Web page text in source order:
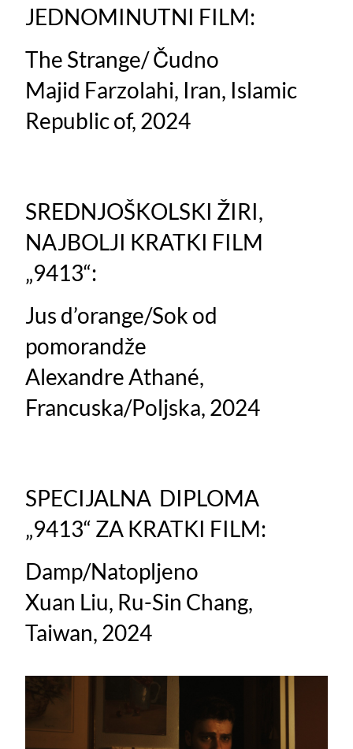
JEDNOMINUTNI FILM:
The Strange/ Čudno
Majid Farzolahi, Iran, Islamic
Republic of, 2024
SREDNJOŠKOLSKI ŽIRI,
NAJBOLJI KRATKI FILM
„9413“:
Jus d’orange/Sok od
pomorandže
Alexandre Athané,
Francuska/Poljska, 2024
SPECIJALNA DIPLOMA
„9413“ ZA KRATKI FILM:
Damp/Natopljeno
Xuan Liu, Ru-Sin Chang,
Taiwan, 2024